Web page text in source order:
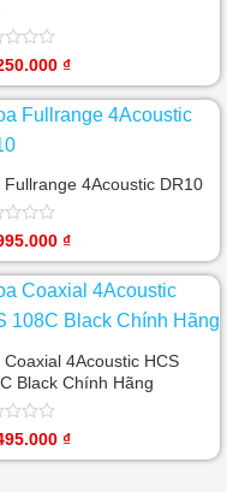
₫
Fullrange 4Acoustic DR10
₫
Coaxial 4Acoustic HCS
Black Chính Hãng
₫